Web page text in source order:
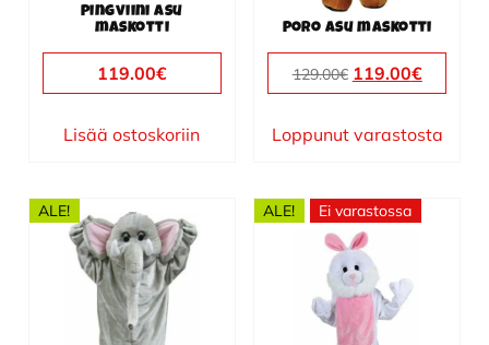
Pingviini asu
maskotti
119.00€
Lisää ostoskoriin
Poro asu maskotti
129.00€ Alkuperäinen
hinta
oli:
119.00€
hinta
on:
Loppunut varastosta
ALE! ALE! Ei varastossa